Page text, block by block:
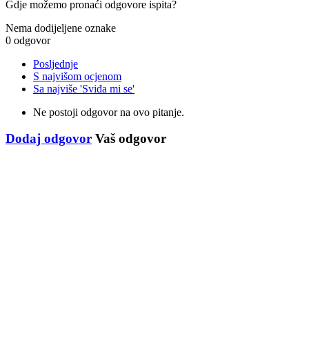
Gdje možemo pronaći odgovore ispita?
Nema dodijeljene oznake
0 odgovor
Posljednje
S najvišom ocjenom
Sa najviše 'Sviđa mi se'
Ne postoji odgovor na ovo pitanje.
Dodaj odgovor Vaš odgovor